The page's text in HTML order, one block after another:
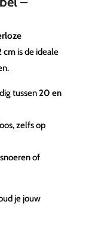
cmis de ideale
tussen20 en
zelfs op
of
je jouw